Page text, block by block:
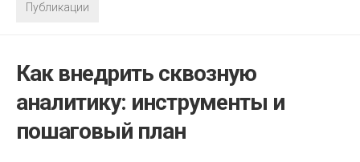
Публикации
Как внедрить сквозную
аналитику: инструменты и
пошаговый план